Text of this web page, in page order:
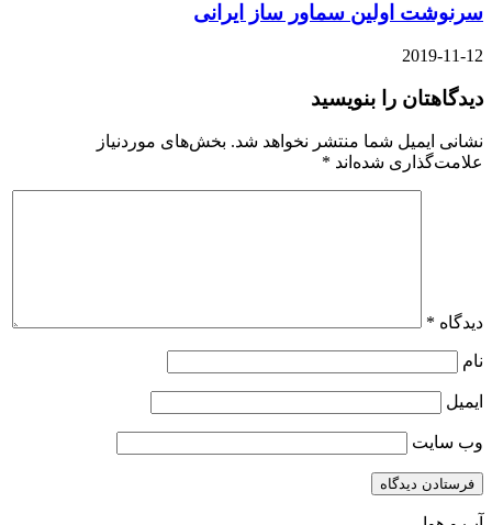
سرنوشت اولین سماور ساز ایرانی
2019-11-12
دیدگاهتان را بنویسید
نشانی ایمیل شما منتشر نخواهد شد. بخش‌های موردنیاز
علامت‌گذاری شده‌اند *
دیدگاه *
نام
ایمیل
وب‌ سایت